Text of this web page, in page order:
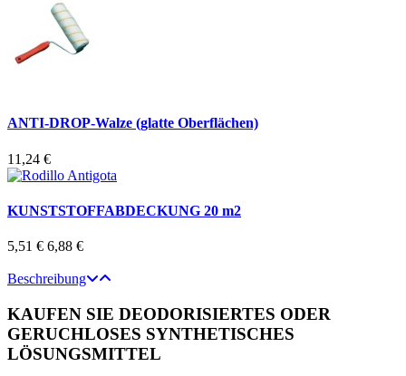
ANTI-DROP-Walze (glatte Oberflächen)
11,24 €
KUNSTSTOFFABDECKUNG 20 m2
5,51 € 6,88 €
Beschreibung
KAUFEN SIE DEODORISIERTES ODER
GERUCHLOSES SYNTHETISCHES
LÖSUNGSMITTEL